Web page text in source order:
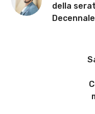
della
Decennale